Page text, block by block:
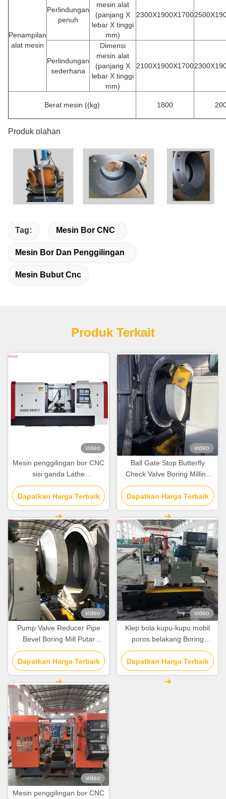
Penampilan
alat mesin
Perlindungan
penuh
mesin alat
(panjang X
lebar X tinggi
mm)
2300X1900X1700
Perlindungan
sederhana
Dimensi
mesin alat
(panjang X
lebar X tinggi
mm)
2100X1900X1700
Berat mesin ((kg) 1800
Produk olahan
Tag: Mesin Bor CNC
Mesin Bor Dan Penggilingan
Mesin Bubut Cnc
Produk Terkait
video
Mesin penggilingan bor CNC
sisi ganda Lathe
sepenuhnya cerdas otomatis
Dapatkan Harga Terbaik
video
Ball Gate Stop Butterfly
Check Valve Boring Milling
And Turning Machine Lathe
50 R/Min
Dapatkan Harga Terbaik
video
Pump Valve Reducer Pipe
Bevel Boring Mill Putar
Mesin CNC Mesin Lathe
Dapatkan Harga Terbaik
video
Klep bola kupu-kupu mobil
poros belakang Boring
Milling Mesin pemutar / Mill
Turn Cnc
Dapatkan Harga Terbaik
video
Mesin penggilingan bor CNC